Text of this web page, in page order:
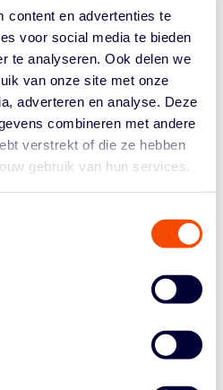
content en advertenties te
voor social media te bieden
te analyseren. Ook delen we
van onze site met onze
adverteren en analyse. Deze
combineren met andere
verstrekt of die ze hebben
gebruik van hun services.
werd ze in 2020/2021 én
Spanje. In die jaren werd de
in de Euroleague. Sinds vorig
USK Praha (Praag,
niet één wedstrijd, op weg
is één van de meest
captain voor Oranje. Vorig
punten per wedstrijd voor CBK
club die vorig jaar tweede
jaar komt ze óók voor dit
Miami Hurricane. Daar
haar college carrière speelde